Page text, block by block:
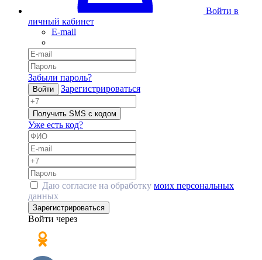
Войти в
личный кабинет
E-mail
Забыли пароль?
Войти Зарегистрироваться
Получить SMS с кодом
Уже есть код?
Даю согласие на обработку моих персональных
данных
Зарегистрироваться
Войти через